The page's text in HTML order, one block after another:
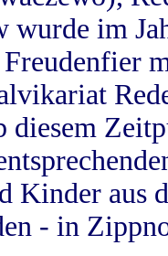
im
Freudenfier
Kinder aus
- in